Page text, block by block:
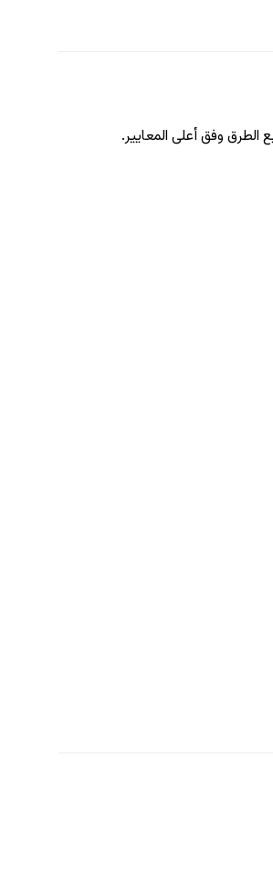
وفق أعلى المعايير.